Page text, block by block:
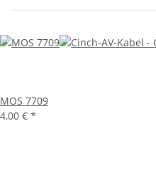
MOS 7709
4,00 € *